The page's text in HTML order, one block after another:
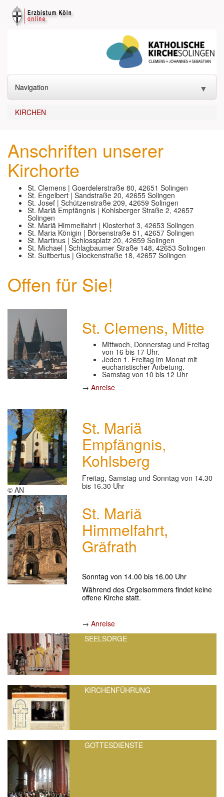
Navigation ▼
START
GOTTESDIENST
SAKRAMENTE
KIRCHEN
ANGEBOTE
GLAUBE
SEELSORGE
MUSIK
HELFEN ▼
KIRCHEN
Anschriften unserer
Kirchorte
St. Clemens | Goerdelerstraße 80, 42651 Solingen
St. Engelbert | Sandstraße 20, 42655 Solingen
St. Josef | Schützenstraße 209, 42659 Solingen
St. Mariä Empfängnis | Kohlsberger Straße 2, 42657
Solingen
St. Mariä Himmelfahrt | Klosterhof 3, 42653 Solingen
St. Maria Königin | Börsenstraße 51, 42657 Solingen
St. Martinus | Schlossplatz 20, 42659 Solingen
St. Michael | Schlagbaumer Straße 148, 42653 Solingen
St. Suitbertus | Glockenstraße 18, 42657 Solingen
Offen für Sie!
St. Clemens, Mitte
Mittwoch, Donnerstag und Freitag
von 16 bis 17 Uhr.
Jeden 1. Freitag im Monat mit
eucharistischer Anbetung.
Samstag von 10 bis 12 Uhr
→Anreise
© AN
St. Mariä
Empfängnis,
Kohlsberg
Freitag, Samstag und Sonntag von 14.30
bis 16.30 Uhr
St. Mariä
Himmelfahrt,
Gräfrath
Sonntag von 14.00 bis 16.00 Uhr
Während des Orgelsommers findet keine
offene Kirche statt.
→Anreise
SEELSORGE
KIRCHENFÜHRUNG
GOTTESDIENSTE